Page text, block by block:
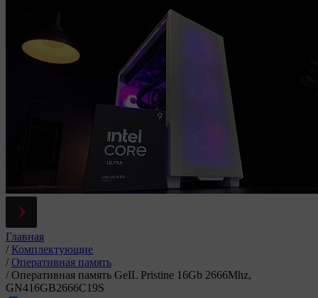
Главная
/ Комплектующие
/ Оперативная память
/ Оперативная память GeIL Pristine 16Gb 2666Mhz,
GN416GB2666C19S